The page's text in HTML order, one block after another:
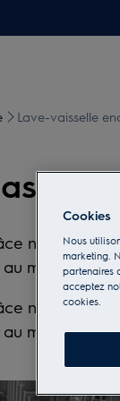
Lave-vaisselle
nos lave-
mieux et
nos lave-
mieux et
Cookies
Nous
marketing.
partenaires
acceptez
cookies.